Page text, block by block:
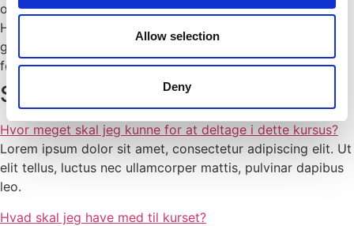
Allow selection
Deny
om de enkelte deltagere, så ingen følger sig fortabt.
Hendes kurser kan klart anbefales. Ann-Karin er virkelig
god til at tage hånd om de enkelte deltagere, så ingen
følger sig fortabt. Hendes kurser kan klart anbefales.
SPØRGSMÅL & SVAR (FAQ)
Hvor meget skal jeg kunne for at deltage i dette kursus?
Lorem ipsum dolor sit amet, consectetur adipiscing elit. Ut
elit tellus, luctus nec ullamcorper mattis, pulvinar dapibus
leo.
Hvad skal jeg have med til kurset?